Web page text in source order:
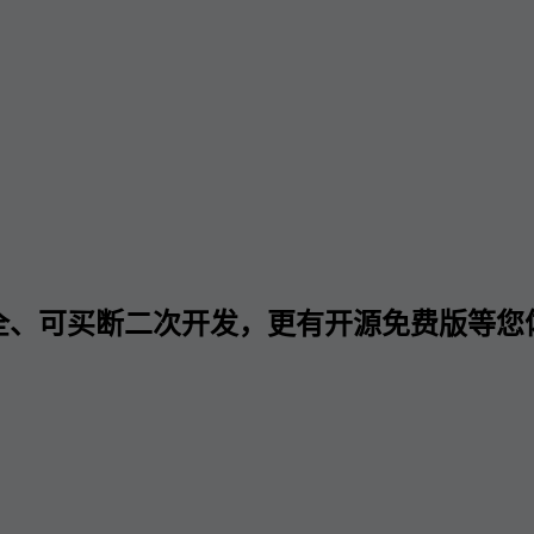
可买断二次开发，更有开源免费版等您